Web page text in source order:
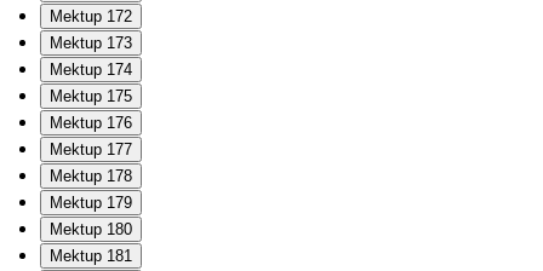
Mektup 172
Mektup 173
Mektup 174
Mektup 175
Mektup 176
Mektup 177
Mektup 178
Mektup 179
Mektup 180
Mektup 181